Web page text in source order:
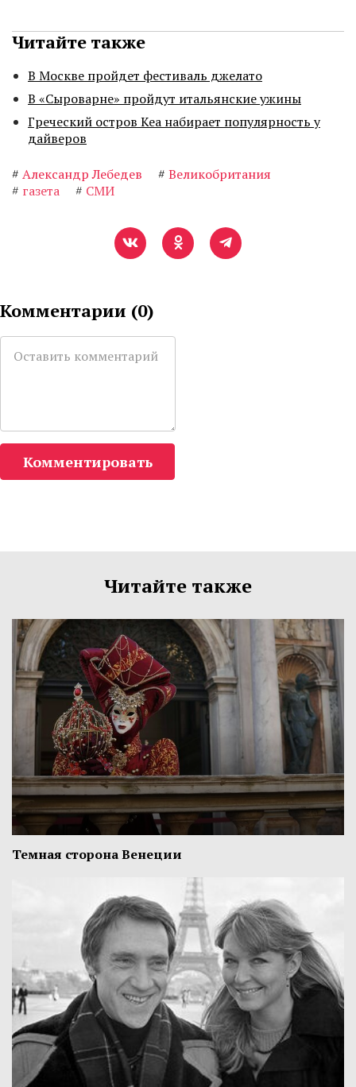
Читайте также
В Москве пройдет фестиваль джелато
В «Сыроварне» пройдут итальянские ужины
Греческий остров Кеа набирает популярность у
дайверов
# Александр Лебедев # Великобритания
# газета # СМИ
Комментарии (0)
Комментировать
Читайте также
Темная сторона Венеции